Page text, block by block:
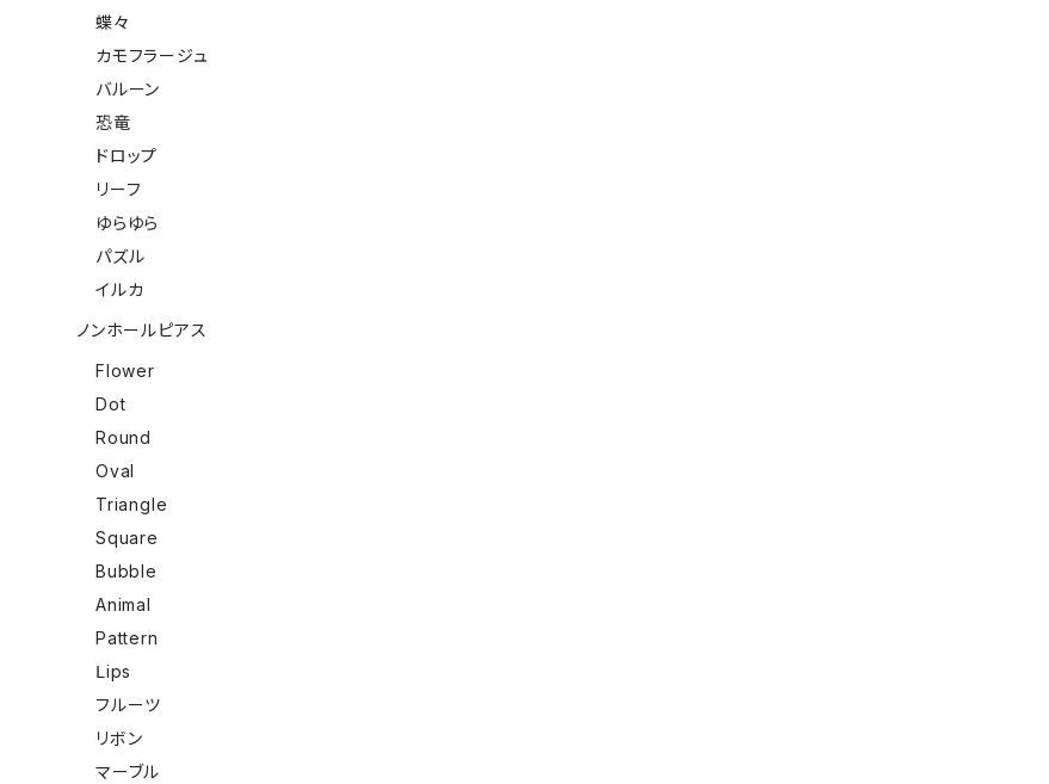
蝶々
カモフラージュ
バルーン
恐竜
ドロップ
リーフ
ゆらゆら
パズル
イルカ
ノンホールピアス
Flower
Dot
Round
Oval
Triangle
Square
Bubble
Animal
Pattern
Ⅼips
フルーツ
リボン
マーブル